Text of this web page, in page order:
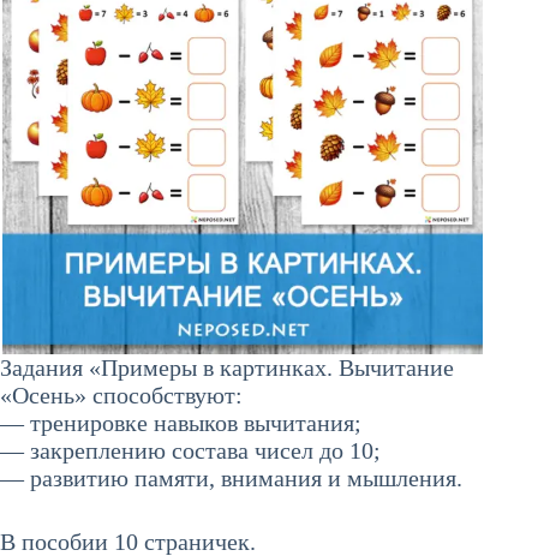
Задания «Примеры в картинках. Вычитание
«Осень» способствуют:
— тренировке навыков вычитания;
— закреплению состава чисел до 10;
— развитию памяти, внимания и мышления.
В пособии 10 страничек.